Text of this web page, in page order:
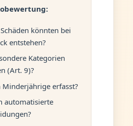
könnten bei
entstehen?
Kategorien
(Art. 9)?
Minderjährige erfasst?
automatisierte